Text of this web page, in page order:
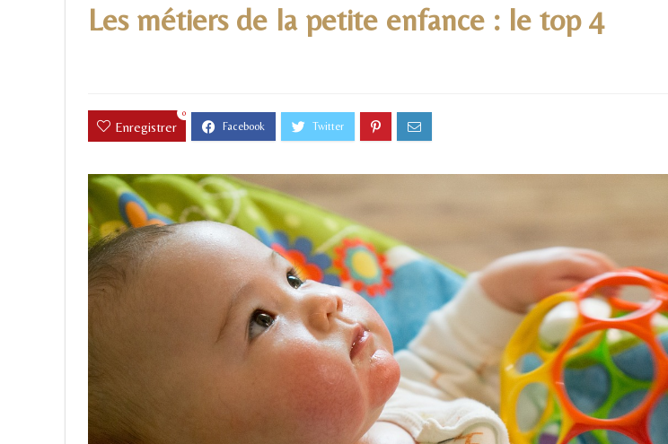
Les métiers de la petite enfance : le top 4
Enregistrer
0
UN CHOIX À
INTEMPOREL
Choisir le prénom de son
symbolique